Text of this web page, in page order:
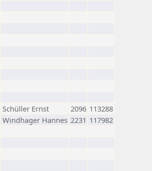
Schüller Ernst 2096 113288
Windhager Hannes 2231 117982